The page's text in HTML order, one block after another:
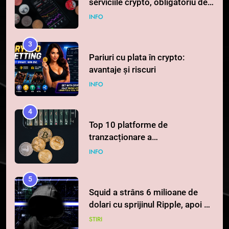
serviciile crypto, obligatoriu de
la 1 iulie în România
INFO
3
Pariuri cu plata în crypto:
avantaje și riscuri
INFO
4
Top 10 platforme de
tranzacționare a
criptomonedelor în 2026
INFO
5
Squid a strâns 6 milioane de
dolari cu sprijinul Ripple, apoi a
pierdut jumătate din aceștia
STIRI